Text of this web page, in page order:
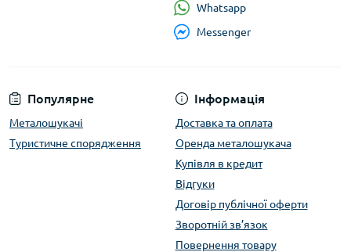
Популярне
Металошукачі
Туристичне спорядження
Інформація
Доставка та оплата
Оренда металошукача
Купівля в кредит
Відгуки
Договір публічної оферти
Зворотній зв’язок
Повернення товару
Whatsapp
Messenger